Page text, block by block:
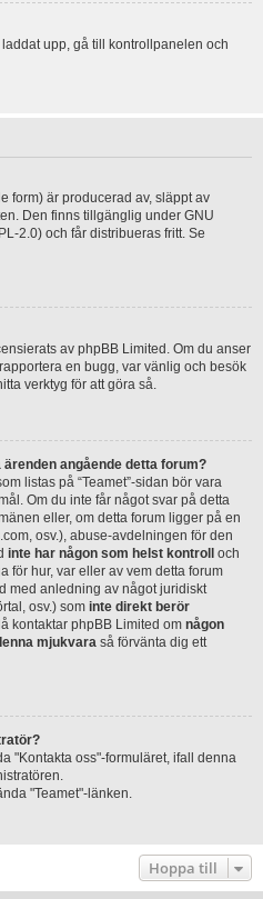
upp, gå till kontrollpanelen och
form) är producerad av, släppt av
Den finns tillgänglig under GNU
2.0) och får distribueras fritt. Se
av phpBB Limited. Om du anser
en bugg, var vänlig och besök
verktyg för att göra så.
angående detta forum?
listas på “Teamet”-sidan bör vara
Om du inte får något svar på detta
eller, om detta forum ligger på en
osv.), abuse-avdelningen för den
inte har någon som helst kontroll
och
för hur, var eller av vem detta forum
med anledning av något juridiskt
osv.) som inte direkt berör
kontaktar phpBB Limited om någon
mjukvara så förvänta dig ett
"Kontakta oss"-formuläret, ifall denna
"Teamet"-länken.
Hoppa till